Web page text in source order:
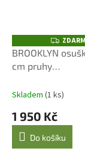
Z
D
A
BROOKLYN
cm pruhy
Skladem (1 ks)
1 950 Kč
Do košíku